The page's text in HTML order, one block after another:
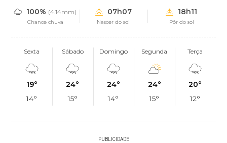
100% (4.14mm)
Chance chuva
07h07
Nascer do sol
18h11
Pôr do sol
Sexta
19°
14°
Sábado
24°
15°
Domingo
24°
14°
Segunda
24°
15°
Terça
20°
12°
PUBLICIDADE